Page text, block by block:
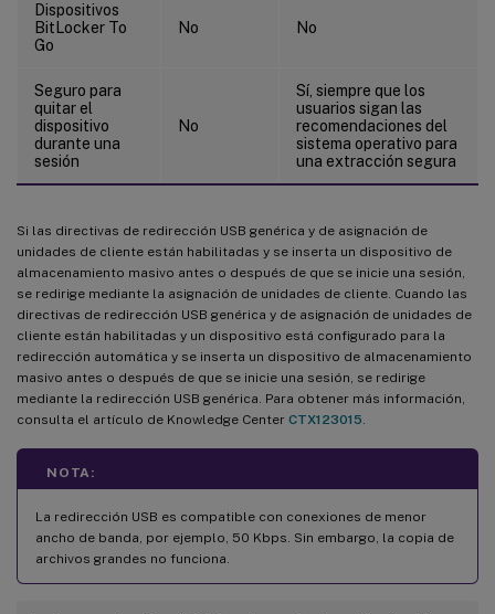
Dispositivos
BitLocker To
Go
No No
Seguro para
quitar el
dispositivo
durante una
sesión
No
Sí, siempre que los
usuarios sigan las
recomendaciones del
sistema operativo para
una extracción segura
Si las directivas de redirección USB genérica y de asignación de
unidades de cliente están habilitadas y se inserta un dispositivo de
almacenamiento masivo antes o después de que se inicie una sesión,
se redirige mediante la asignación de unidades de cliente. Cuando las
directivas de redirección USB genérica y de asignación de unidades de
cliente están habilitadas y un dispositivo está configurado para la
redirección automática y se inserta un dispositivo de almacenamiento
masivo antes o después de que se inicie una sesión, se redirige
mediante la redirección USB genérica. Para obtener más información,
consulta el artículo de Knowledge Center CTX123015.
NOTA:
La redirección USB es compatible con conexiones de menor
ancho de banda, por ejemplo, 50 Kbps. Sin embargo, la copia de
archivos grandes no funciona.